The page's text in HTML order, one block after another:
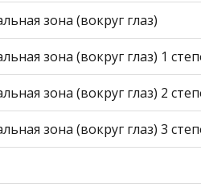
зона (вокруг глаз)
зона (вокруг глаз) 1
зона (вокруг глаз) 2
зона (вокруг глаз) 3